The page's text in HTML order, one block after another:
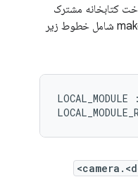
کتابخانه مشترک
ایجاد کنید. مطمئن شوید که makefile شامل خطوط زیر